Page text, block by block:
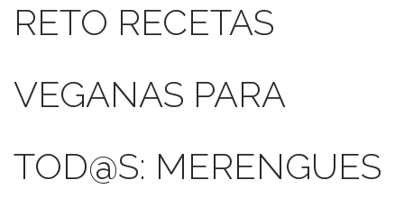
IDIOMA:
RETO RECETAS
VEGANAS PARA
TOD@S: MERENGUES